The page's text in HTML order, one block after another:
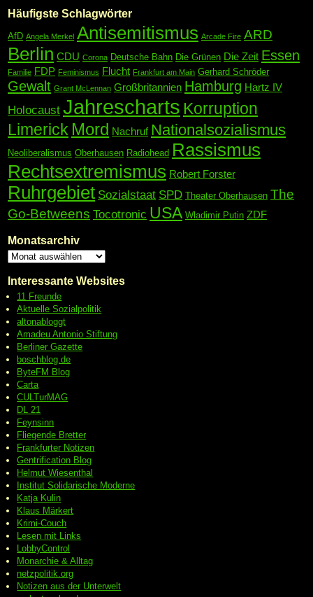
Häufigste Schlagwörter
AfD Angela Merkel Antisemitismus Arcade Fire ARD
Berlin CDU Corona Deutsche Bahn Die Grünen Die Zeit Essen
Familie FDP Feminismus Flucht Frankfurt am Main Gerhard Schröder
Gewalt Grant McLennan Großbritannien Hamburg Hartz IV
Holocaust Jahrescharts Korruption
Limerick Mord Nachruf Nationalsozialismus
Neoliberalismus Oberhausen Radiohead Rassismus
Rechtsextremismus Robert Forster
Ruhrgebiet Sozialstaat SPD Theater Oberhausen The
Go-Betweens Tocotronic USA Wladimir Putin ZDF
Monatsarchiv
Interessante Websites
11 Freunde
Aktuelle Sozialpolitik
altonabloggt
Amadeu Antonio Stiftung
Berliner Gazette
boschblog.de
ByteFM Blog
Carta
CULTurMAG
DL 21
Feynsinn
Fliegende Bretter
Frankfurter Notizen
Gentrification Blog
Helmut Wiesenthal
Institut Solidarische Moderne
Katja Kulin
Klaus Märkert
Krimi-Couch
Lesen mit Links
LobbyControl
Monarchie & Alltag
netzpolitik.org
Notizen aus der Unterwelt